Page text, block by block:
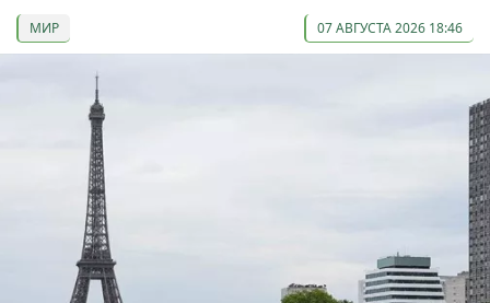
МИР 07 АВГУСТА 2026 18:46